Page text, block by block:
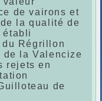
de vairons et
la qualité de
établi
Régrillon
la Valencize
rejets en
de